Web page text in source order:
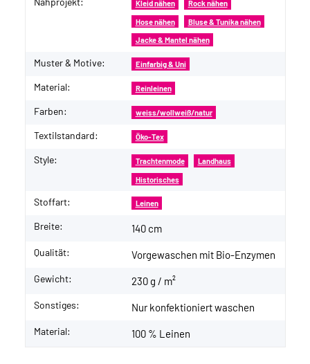
Produkteigenschaft
Wert Kleid nähen Rock nähen
Hose nähen Bluse & Tunika nähen
Jacke & Mantel nähen
Muster & Motive: Einfarbig & Uni
Material: Reinleinen
Farben: weiss/wollweiß/natur
Textilstandard: Öko-Tex
Style: Trachtenmode Landhaus
Historisches
Stoffart: Leinen
Breite: 140 cm
Qualität: Vorgewaschen mit Bio-Enzymen
Gewicht: 230 g / m²
Sonstiges: Nur konfektioniert waschen
Material: 100 % Leinen